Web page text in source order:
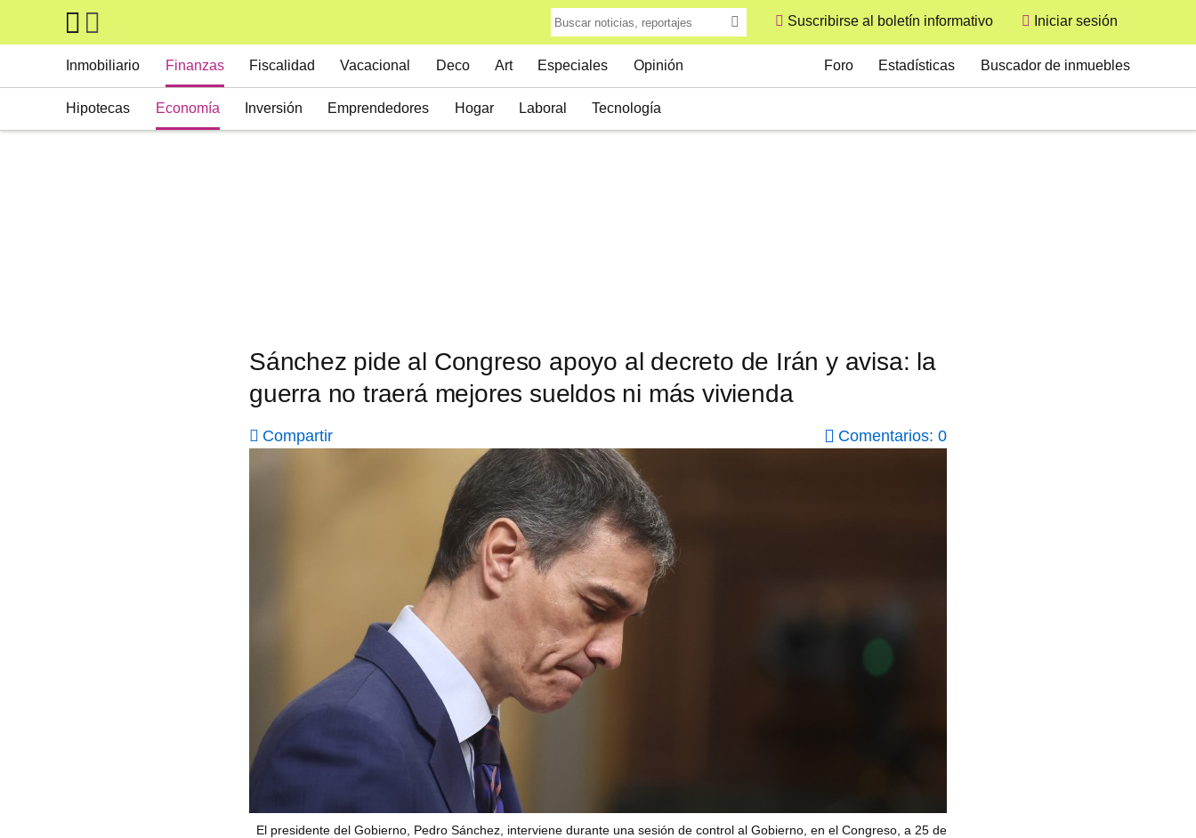
Skip to main content
Suscribirse al boletín informativo
User
Iniciar sesión
Inmobiliario Finanzas
Hipotecas Economía Inversión Emprendedores Hogar Laboral Tecnología
Fiscalidad Vacacional Deco Art Especiales Opinión Foro Estadísticas Buscador de inmuebles
Sánchez pide al Congreso apoyo al decreto de Irán y avisa: la
guerra no traerá mejores sueldos ni más vivienda
Compartir Comentarios: 0
El presidente del Gobierno, Pedro Sánchez, interviene durante una sesión de control al Gobierno, en el Congreso, a 25 de